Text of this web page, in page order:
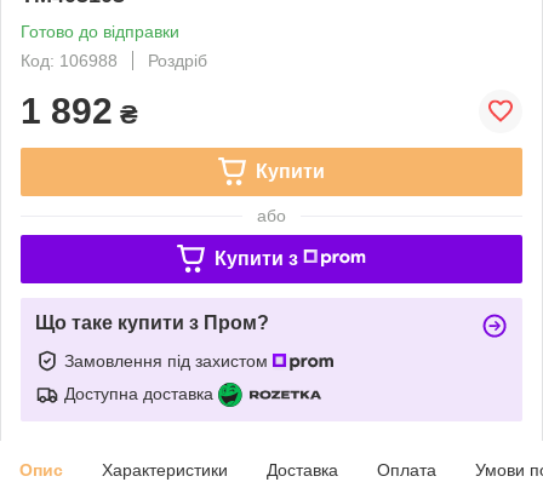
Готово до відправки
Код: 106988
Роздріб
1 892 ₴
Купити
або
Купити з
Що таке купити з Пром?
Замовлення під захистом
Доступна доставка
Опис Характеристики Доставка Оплата Умови